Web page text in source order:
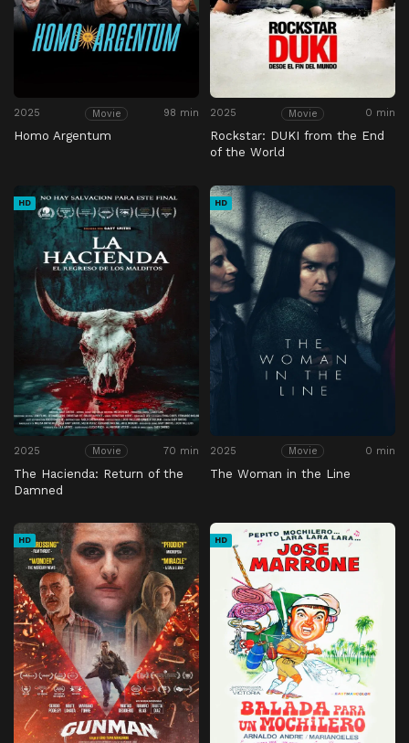
2025 Movie 98 min
Homo Argentum
2025 Movie 0 min
Rockstar: DUKI from the End
of the World
HD
2025 Movie 70 min
The Hacienda: Return of the
Damned
HD
2025 Movie 0 min
The Woman in the Line
HD HD